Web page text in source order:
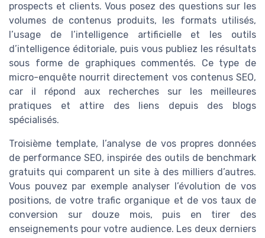
prospects et clients. Vous posez des questions sur les
volumes de contenus produits, les formats utilisés,
l’usage de l’intelligence artificielle et les outils
d’intelligence éditoriale, puis vous publiez les résultats
sous forme de graphiques commentés. Ce type de
micro-enquête nourrit directement vos contenus SEO,
car il répond aux recherches sur les meilleures
pratiques et attire des liens depuis des blogs
spécialisés.
Troisième template, l’analyse de vos propres données
de performance SEO, inspirée des outils de benchmark
gratuits qui comparent un site à des milliers d’autres.
Vous pouvez par exemple analyser l’évolution de vos
positions, de votre trafic organique et de vos taux de
conversion sur douze mois, puis en tirer des
enseignements pour votre audience. Les deux derniers